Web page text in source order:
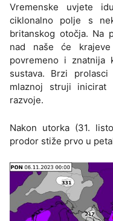
Vremenske uvjete
ciklonalno polje s
britanskog otočja. Na
nad naše će
povremeno i znatnija
sustava. Brzi
mlaznoj struji inicirat
razvoje.
Nakon utorka (31.
prodor stiže prvo u